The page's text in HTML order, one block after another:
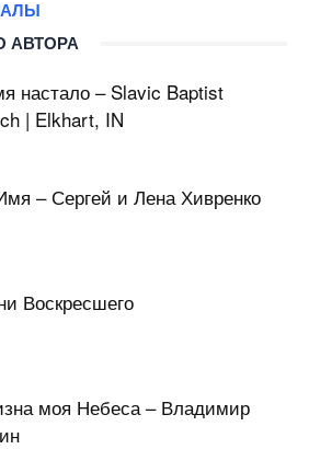
АВТОРА
настало – Slavic Baptist
| Elkhart, IN
– Сергей и Лена Хивренко
Воскресшего
моя Небеса – Владимир